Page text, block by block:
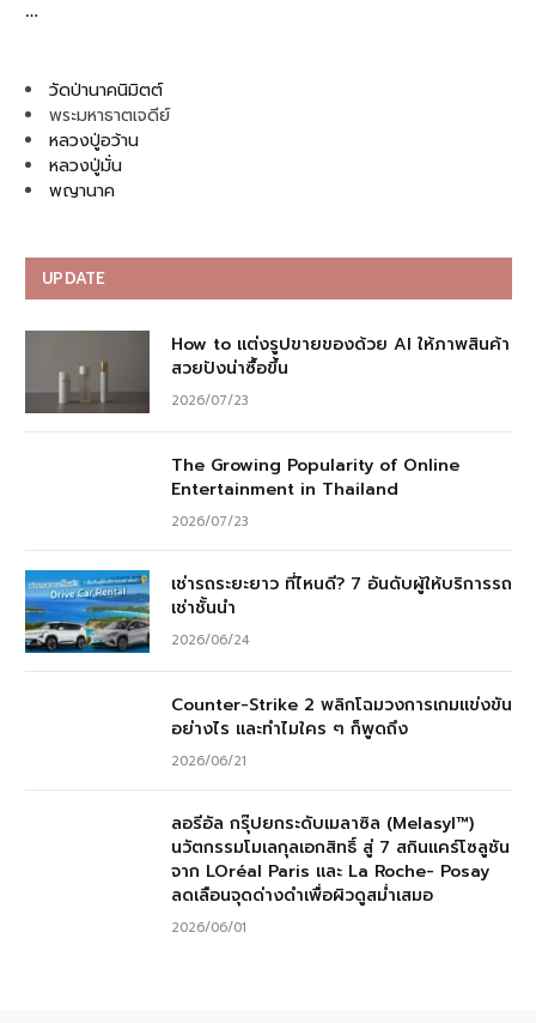
…
วัดป่านาคนิมิตต์
พระมหาธาตเจดีย์
หลวงปู่อว้าน
หลวงปู่มั่น
พญานาค
UPDATE
How to แต่งรูปขายของด้วย AI ให้ภาพสินค้า
สวยปังน่าซื้อขึ้น
2026/07/23
The Growing Popularity of Online
Entertainment in Thailand
2026/07/23
เช่ารถระยะยาว ที่ไหนดี? 7 อันดับผู้ให้บริการรถ
เช่าชั้นนำ
2026/06/24
Counter-Strike 2 พลิกโฉมวงการเกมแข่งขัน
อย่างไร และทำไมใคร ๆ ก็พูดถึง
2026/06/21
ลอรีอัล กรุ๊ปยกระดับเมลาซิล (Melasyl™)
นวัตกรรมโมเลกุลเอกสิทธิ์ สู่ 7 สกินแคร์โซลูชัน
จาก LOréal Paris และ La Roche- Posay
ลดเลือนจุดด่างดำเพื่อผิวดูสม่ำเสมอ
2026/06/01